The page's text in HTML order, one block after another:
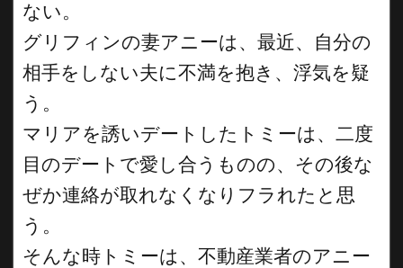
ない。
グリフィンの妻アニーは、最近、自分の
相手をしない夫に不満を抱き、浮気を疑
う。
マリアを誘いデートしたトミーは、二度
目のデートで愛し合うものの、その後な
ぜか連絡が取れなくなりフラれたと思
う。
そんな時トミーは、不動産業者のアニー